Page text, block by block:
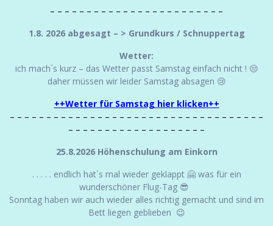
– – – – – – – – – – – – – – – – – – – – – – – –
1.8. 2026 abgesagt – > Grundkurs / Schnuppertag
Wetter:
ich mach´s kurz – das Wetter passt Samstag einfach nicht ! 😒
daher müssen wir leider Samstag absagen 😢
++Wetter für Samstag hier klicken++
– – – – – – – – – – – – – – – – – – – – – – – – – – – – – – – – – – –
– – – – – – – – – – – – – – – – – – –
25.8.2026 Höhenschulung am Einkorn
. . . . . endlich hat´s mal wieder geklappt 🤗 was für ein
wunderschöner Flug-Tag 😎
Sonntag haben wir auch wieder alles richtig gemacht und sind im
Bett liegen geblieben 😉